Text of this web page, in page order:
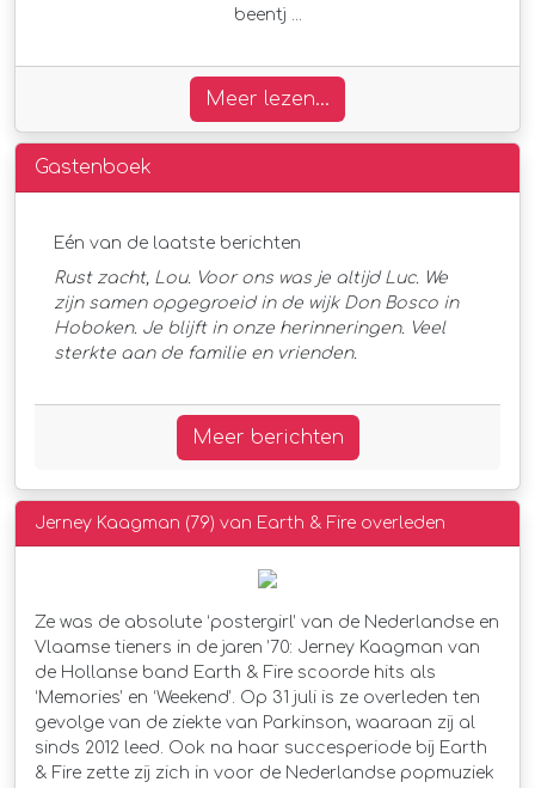
beentj ...
Meer lezen...
Gastenboek
Eén van de laatste berichten
Rust zacht, Lou. Voor ons was je altijd Luc. We
zijn samen opgegroeid in de wijk Don Bosco in
Hoboken. Je blijft in onze herinneringen. Veel
sterkte aan de familie en vrienden.
Meer berichten
Jerney Kaagman (79) van Earth & Fire overleden
Ze was de absolute ‘postergirl’ van de Nederlandse en
Vlaamse tieners in de jaren ’70: Jerney Kaagman van
de Hollanse band Earth & Fire scoorde hits als
‘Memories’ en ‘Weekend’. Op 31 juli is ze overleden ten
gevolge van de ziekte van Parkinson, waaraan zij al
sinds 2012 leed. Ook na haar succesperiode bij Earth
& Fire zette zij zich in voor de Nederlandse popmuziek